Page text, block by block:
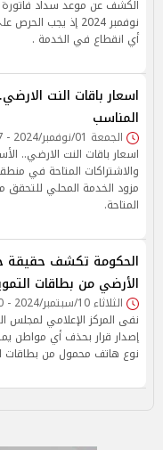
الكشف عن موعد سداد فاتورة
نوفمبر 2024 إذ يجب
أي انقطاع في الخدمة .
اسعار باقات النت
المناسب
الجمعة 01/نوفمبر/2024 - 01:27 م
اسعار باقات النت الارضي..
والاشتراكات المتاحة في
مزود الخدمة المحلي للتحقق
المتاحة.
الحكومة تكشف حقيقة
الأرضي من بطاقات
الثلاثاء 10/سبتمبر/2024 - 12:20 م
نفى المركز الإعلامي لمجلس
إصدار قرار بحذف أي مواطن
نوع هاتف محمول من بطاقات